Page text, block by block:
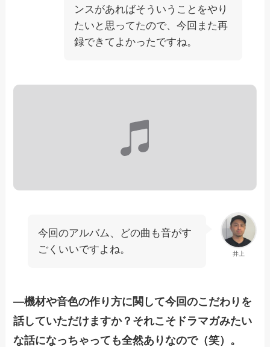
ンスがあればそういうことをやり
たいと思ってたので、今回また再
録できてよかったですね。
井上
今回のアルバム、どの曲も音がす
ごくいいですよね。
―機材や音色の作り方に関して今回のこだわりを
話していただけますか？それこそドラマガみたい
な話になっちゃっても全然ありなので（笑）。